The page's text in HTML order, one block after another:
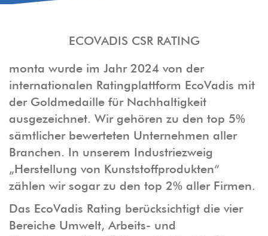
ECOVADIS CSR RATING
monta wurde im Jahr 2024 von der
internationalen Ratingplattform EcoVadis mit
der Goldmedaille für Nachhaltigkeit
ausgezeichnet. Wir gehören zu den top 5%
sämtlicher bewerteten Unternehmen aller
Branchen. In unserem Industriezweig
„Herstellung von Kunststoffprodukten“
zählen wir sogar zu den top 2% aller Firmen.
Das EcoVadis Rating berücksichtigt die vier
Bereiche Umwelt, Arbeits- und